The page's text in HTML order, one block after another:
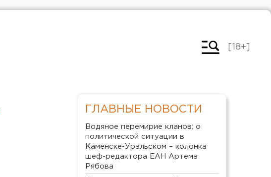
[18+]
ГЛАВНЫЕ НОВОСТИ
Водяное перемирие кланов: о
политической ситуации в
Каменске-Уральском – колонка
шеф-редактора ЕАН Артема
Рябова